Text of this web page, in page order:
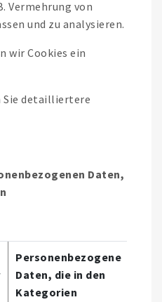
Vermehrung von
und zu analysieren.
wir Cookies ein
Sie detailliertere
Daten,
Personenbezogene
Daten, die in den
Kategorien